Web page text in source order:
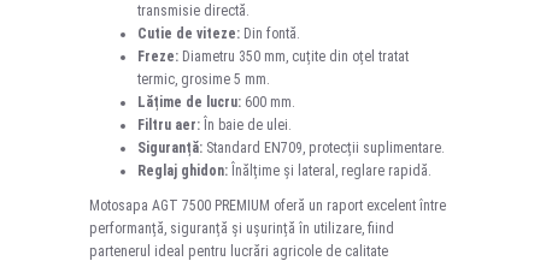
transmisie directă.
Cutie de viteze: Din fontă.
Freze: Diametru 350 mm, cuțite din oțel tratat
termic, grosime 5 mm.
Lățime de lucru: 600 mm.
Filtru aer: În baie de ulei.
Siguranță: Standard EN709, protecții suplimentare.
Reglaj ghidon: Înălțime și lateral, reglare rapidă.
Motosapa AGT 7500 PREMIUM oferă un raport excelent între
performanță, siguranță și ușurință în utilizare, fiind
partenerul ideal pentru lucrări agricole de calitate